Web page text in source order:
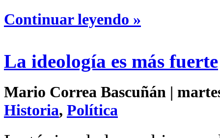
Continuar leyendo »
La ideología es más fuerte
Mario Correa Bascuñán |
Historia, Política